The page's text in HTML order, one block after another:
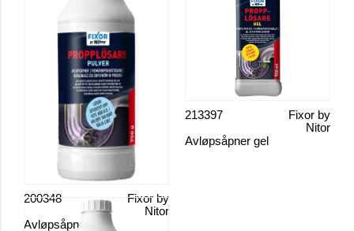
Avløpsåpner pulver
Fixor by
Nitor
200348
Avløpsåpner gel
Fixor by
Nitor
213397